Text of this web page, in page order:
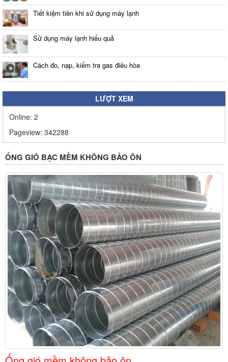
Tiết kiệm tiền khi sử dụng máy lạnh
Sử dụng máy lạnh hiểu quả
Cách đo, nạp, kiểm tra gas điều hòa
LƯỢT XEM
Online: 2
Pageview: 342288
ỐNG GIÓ BẠC MỀM KHÔNG BẢO ÔN